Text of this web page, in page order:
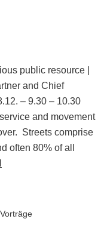
public resource |
and Chief
– 9.30 – 10.30
and movement
Streets comprise
often 80% of all
Vorträge